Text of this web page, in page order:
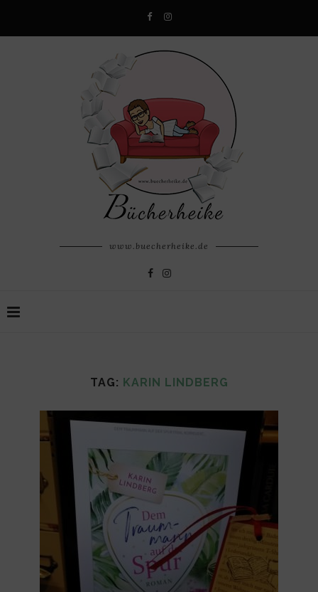
www.buecherheike.de
TAG: KARIN LINDBERG